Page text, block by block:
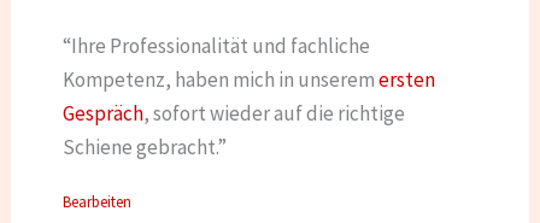
“Ihre Professionalität und fachliche
Kompetenz, haben mich in unseremersten
Gespräch, sofort wieder auf die richtige
Schiene gebracht.”
Bearbeiten